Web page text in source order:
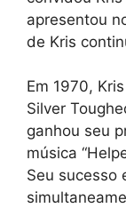
apresentou
de Kris
Em 1970,
Silver
ganhou seu
música
Seu sucesso